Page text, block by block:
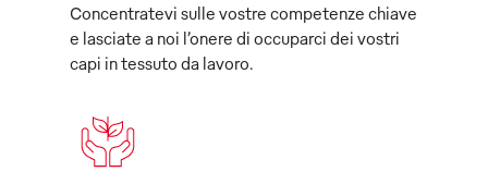
Concentratevi sulle vostre competenze chiave
e lasciate a noi l’onere di occuparci dei vostri
capi in tessuto da lavoro.